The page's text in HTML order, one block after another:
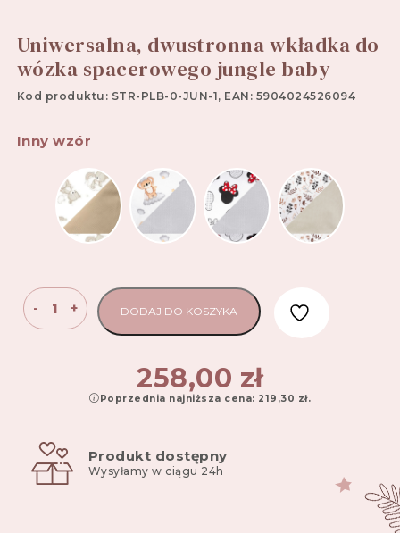
Uniwersalna, dwustronna wkładka do
wózka spacerowego jungle baby
Kod produktu: STR-PLB-0-JUN-1, EAN: 5904024526094
Inny wzór
-
ilość
Uniwersalna,
jungle
baby
+ DODAJ DO KOSZYKA
258,00 zł
Poprzednia najniższa cena: 219,30 zł.
Produkt dostępny
Wysyłamy w ciągu 24h